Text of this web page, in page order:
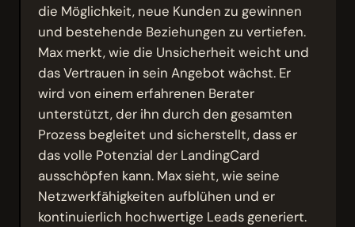
die Möglichkeit, neue Kunden zu gewinnen
und bestehende Beziehungen zu vertiefen.
Max merkt, wie die Unsicherheit weicht und
das Vertrauen in sein Angebot wächst. Er
wird von einem erfahrenen Berater
unterstützt, der ihn durch den gesamten
Prozess begleitet und sicherstellt, dass er
das volle Potenzial der LandingCard
ausschöpfen kann. Max sieht, wie seine
Netzwerkfähigkeiten aufblühen und er
kontinuierlich hochwertige Leads generiert.